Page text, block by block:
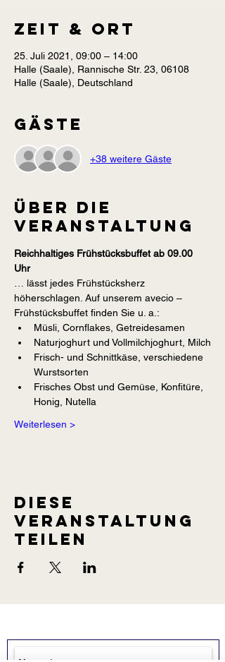
Zeit & Ort
25. Juli 2021, 09:00 – 14:00
Halle (Saale), Rannische Str. 23, 06108
Halle (Saale), Deutschland
Gäste
+38 weitere Gäste
Über die
Veranstaltung
Reichhaltiges Frühstücksbuffet ab 09.00
Uhr
… lässt jedes Frühstücksherz
höherschlagen. Auf unserem avecio –
Frühstücksbuffet finden Sie u. a.:
Müsli, Cornflakes, Getreidesamen
Naturjoghurt und Vollmilchjoghurt, Milch
Frisch- und Schnittkäse, verschiedene
Wurstsorten
Frisches Obst und Gemüse, Konfitüre,
Honig, Nutella
Weiterlesen >
Diese
Veranstaltung
teilen